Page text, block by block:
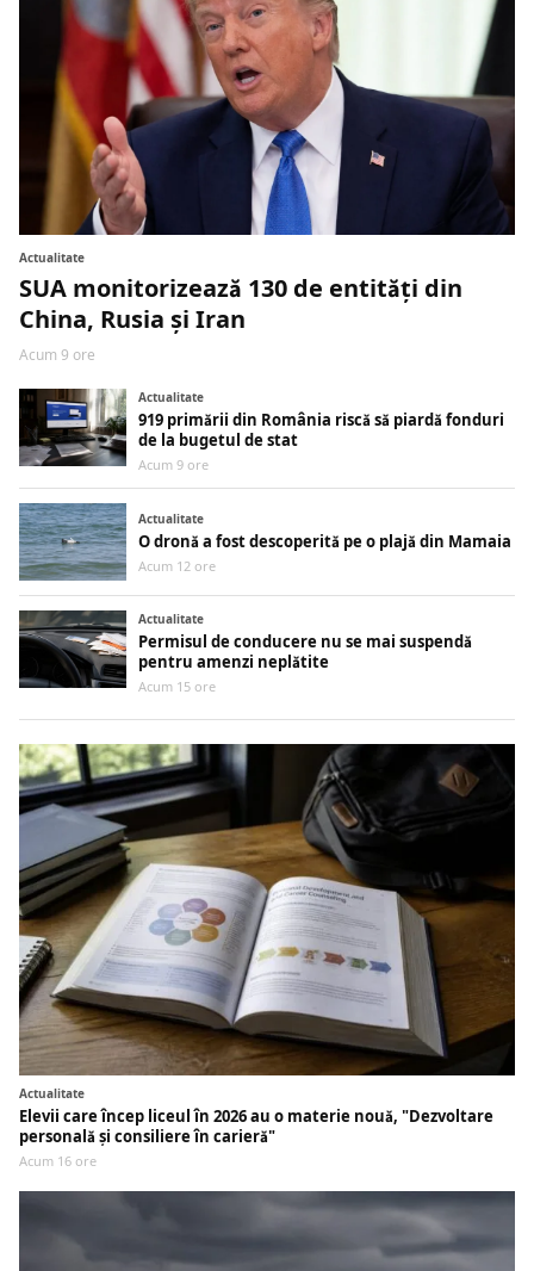
Actualitate
SUA monitorizează 130 de entități din
China, Rusia și Iran
Acum 9 ore
Actualitate
919 primării din România riscă să piardă fonduri
de la bugetul de stat
Acum 9 ore
Actualitate
O dronă a fost descoperită pe o plajă din Mamaia
Acum 12 ore
Actualitate
Permisul de conducere nu se mai suspendă
pentru amenzi neplătite
Acum 15 ore
Actualitate
Elevii care încep liceul în 2026 au o materie nouă, "Dezvoltare
personală și consiliere în carieră"
Acum 16 ore